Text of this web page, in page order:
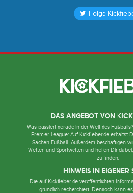
Folge
DAS ANGEBOT VON
Was passiert gerade in der Welt des
Premier League: Auf Kickfieber.de erhältst
Sachen Fußball. Außerdem beschäftigen
Wetten und Sportwetten und helfen Dir
zu finden.
HINWEIS IN EIGENER
Die auf Kickfieber.de veröffentlichten
gründlich recherchiert. Dennoch kann